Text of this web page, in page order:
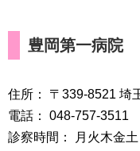
豊岡第一病院
住所： 〒339-8521 埼
電話： 048-757-3511
診察時間： 月火木金